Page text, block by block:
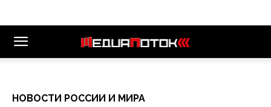
НОВОСТИ РОССИИ И МИРА